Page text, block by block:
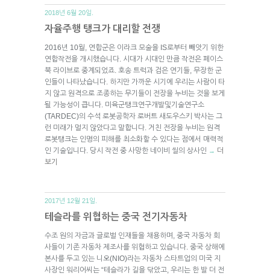
2018년 6월 20일.
자율주행 탱크가 대리할 전쟁
2016년 10월, 연합군은 이라크 모술을 IS로부터 빼앗기 위한
연합작전을 개시했습니다. 시대가 시대인 만큼 작전은 페이스
북 라이브로 중계되었죠. 호송 트럭과 검은 연기들, 무장한 군
인들이 나타났습니다. 하지만 가까운 시기에 우리는 사람이 타
지 않고 원격으로 조종하는 무기들이 전장을 누비는 것을 보게
될 가능성이 큽니다. 미육군탱크연구개발및기술연구소
(TARDEC)의 수석 로봇공학자 로버트 새도우스키 박사는 그
런 미래가 멀지 않았다고 말합니다. 거친 전장을 누비는 원격
로봇탱크는 인명의 피해를 최소화할 수 있다는 점에서 매력적
인 기술입니다. 당시 작전 중 사망한 네이비 씰의 상사인 → 더
보기
2017년 12월 21일.
테슬라를 위협하는 중국 전기자동차
수조 원의 자금과 글로벌 인재들을 채용하며, 중국 자동차 회
사들이 기존 자동차 제조사를 위협하고 있습니다. 중국 상해에
본사를 두고 있는 니오(NIO)라는 자동차 스타트업의 미국 지
사장인 워리어씨는 “테슬라가 길을 닦았고, 우리는 한 발 더 전